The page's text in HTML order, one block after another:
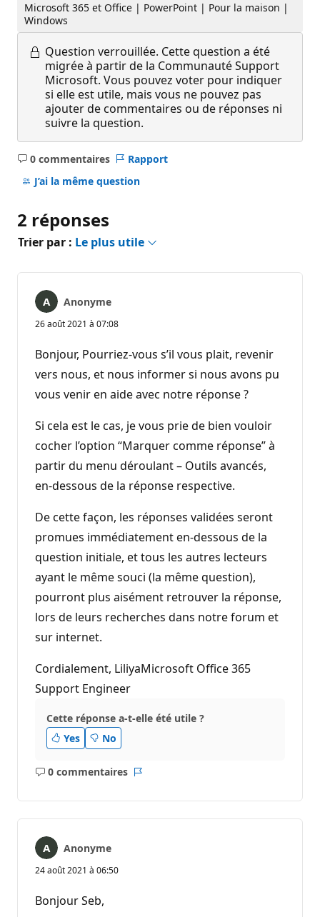
Microsoft 365 et Office | PowerPoint | Pour la maison |
Windows
Question verrouillée. Cette question a été
migrée à partir de la Communauté Support
Microsoft. Vous pouvez voter pour indiquer
si elle est utile, mais vous ne pouvez pas
ajouter de commentaires ou de réponses ni
suivre la question.
0 commentaires
Aucun
commentaire
Rapport
J’ai la même question
2 réponses
Trier par : Le plus utile
Anonyme
26 août 2021 à 07:08
Bonjour, Pourriez-vous s’il vous plait, revenir
vers nous, et nous informer si nous avons pu
vous venir en aide avec notre réponse ?
Si cela est le cas, je vous prie de bien vouloir
cocher l’option “Marquer comme réponse” à
partir du menu déroulant – Outils avancés,
en-dessous de la réponse respective.
De cette façon, les réponses validées seront
promues immédiatement en-dessous de la
question initiale, et tous les autres lecteurs
ayant le même souci (la même question),
pourront plus aisément retrouver la réponse,
lors de leurs recherches dans notre forum et
sur internet.
Cordialement, LiliyaMicrosoft Office 365
Support Engineer
Cette réponse a-t-elle été utile ?
Yes
No
0 commentaires
Aucun
Anonyme
24 août 2021 à 06:50
Bonjour Seb,